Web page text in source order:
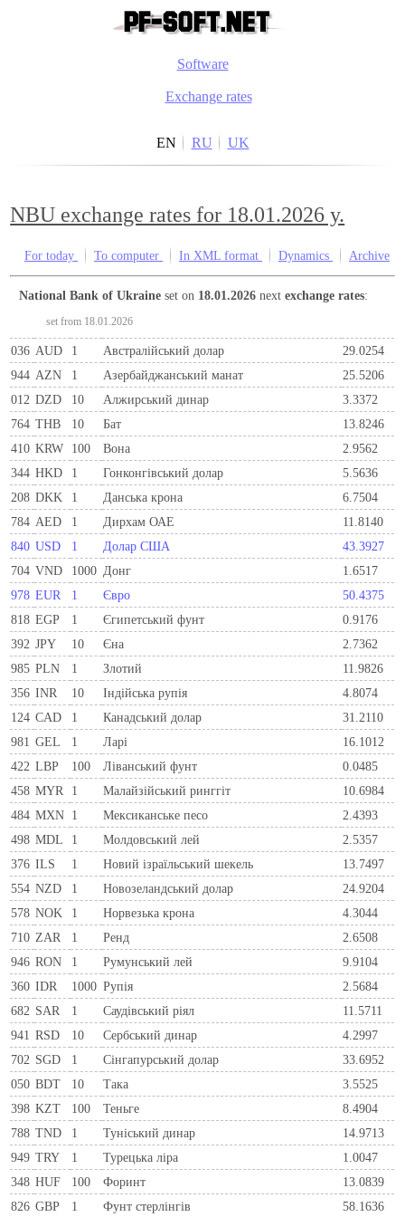
Software
Exchange rates
EN RU UK
NBU exchange rates for 18.01.2026 y.
For today To computer In XML format Dynamics Archive
National Bank of Ukraine set on 18.01.2026 nextexchange rates:
set from 18.01.2026
036 AUD 1 Австралійський долар
29.0254
944 AZN 1 Азербайджанський манат
25.5206
012 DZD 10 Алжирський динар
3.3372
764 THB 10 Бат
13.8246
410 KRW 100 Вона
2.9562
344 HKD 1 Гонконгівський долар
5.5636
208 DKK 1 Данська крона
6.7504
784 AED 1 Дирхам ОАЕ
11.8140
840 USD 1 Долар США
43.3927
704 VND 1000 Донг
1.6517
978 EUR 1 Євро
50.4375
818 EGP 1 Єгипетський фунт
0.9176
392 JPY 10 Єна
2.7362
985 PLN 1 Злотий
11.9826
356 INR 10 Індійська рупія
4.8074
124 CAD 1 Канадський долар
31.2110
981 GEL 1 Ларi
16.1012
422 LBP 100 Ліванський фунт
0.0485
458 MYR 1 Малайзійський ринггіт
10.6984
484 MXN 1 Мексиканське песо
2.4393
498 MDL 1 Молдовський лей
2.5357
376 ILS 1 Новий ізраїльський шекель
13.7497
554 NZD 1 Новозеландський долар
24.9204
578 NOK 1 Норвезька крона
4.3044
710 ZAR 1 Ренд
2.6508
946 RON 1 Румунський лей
9.9104
360 IDR 1000 Рупія
2.5684
682 SAR 1 Саудівський ріял
11.5711
941 RSD 10 Сербський динар
4.2997
702 SGD 1 Сінгапурський долар
33.6952
050 BDT 10 Така
3.5525
398 KZT 100 Теньге
8.4904
788 TND 1 Туніський динар
14.9713
949 TRY 1 Турецька ліра
1.0047
348 HUF 100 Форинт
13.0839
826 GBP 1 Фунт стерлінгів 58.1636